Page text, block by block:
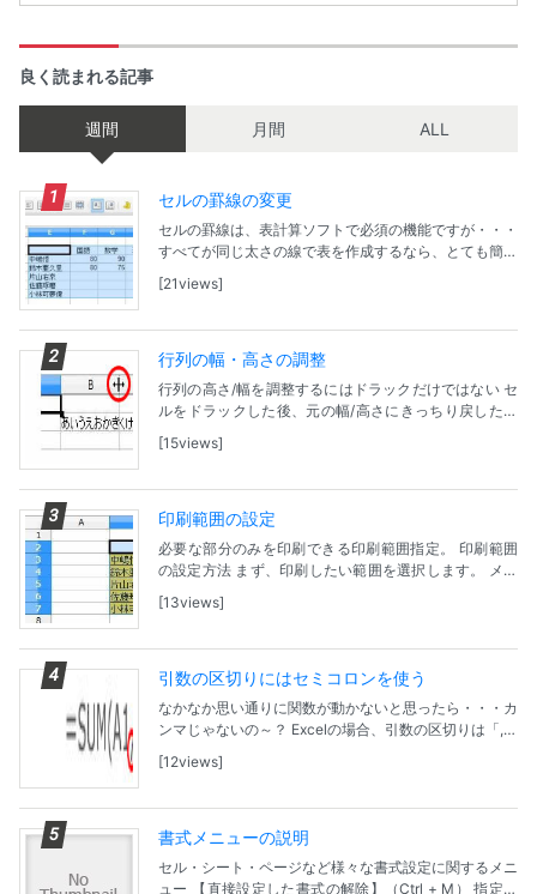
良く読まれる記事
週間 月間 ALL
セルの罫線の変更
セルの罫線は、表計算ソフトで必須の機能ですが・・・
すべてが同じ太さの線で表を作成するなら、とても簡単
かりと方法を覚えてしまうことが大事かも。 ツール...
21views
行列の幅・高さの調整
行列の高さ/幅を調整するにはドラックだけではない セ
ルをドラックした後、元の幅/高さにきっちり戻したい
「標準値」にチェックを！ ドラックによる調整方法...
15views
印刷範囲の設定
必要な部分のみを印刷できる印刷範囲指定。 印刷範囲
の設定方法 まず、印刷したい範囲を選択します。 メニ
ック。 これで、印刷範囲を指定できます。 印刷...
13views
引数の区切りにはセミコロンを使う
なかなか思い通りに関数が動かないと思ったら・・・カ
ンマじゃないの～？ Excelの場合、引数の区切りは「,」
う。
12views
書式メニューの説明
セル・シート・ページなど様々な書式設定に関するメニ
ュー 【直接設定した書式の解除】（Ctrl + M） 指定し